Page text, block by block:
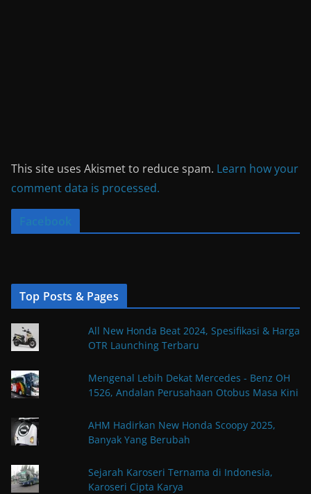
This site uses Akismet to reduce spam. Learn how your
comment data is processed.
Facebook
Top Posts & Pages
All New Honda Beat 2024, Spesifikasi & Harga
OTR Launching Terbaru
Mengenal Lebih Dekat Mercedes - Benz OH
1526, Andalan Perusahaan Otobus Masa Kini
AHM Hadirkan New Honda Scoopy 2025,
Banyak Yang Berubah
Sejarah Karoseri Ternama di Indonesia,
Karoseri Cipta Karya